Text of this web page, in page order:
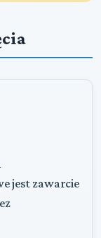
jest zawarcie